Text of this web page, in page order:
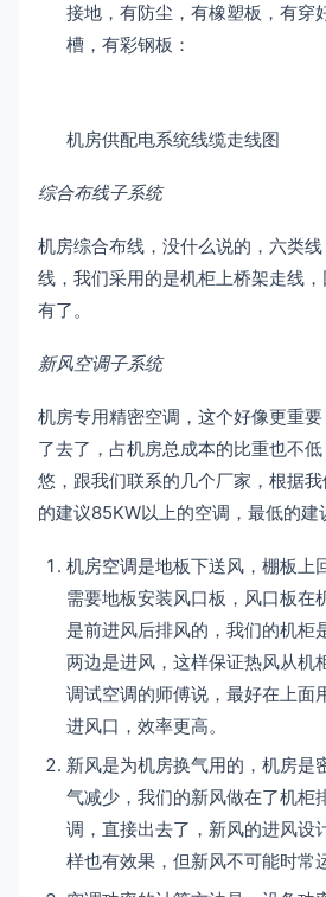
接地，有防尘，有橡塑板，有穿
槽，有彩钢板：
机房供配电系统线缆走线图
综合布线子系统
机房综合布线，没什么说的，六类
线，我们采用的是机柜上桥架走线
有了。
新风空调子系统
机房专用精密空调，这个好像更重
了去了，占机房总成本的比重也不
悠，跟我们联系的几个厂家，根据
的建议85KW以上的空调，最低的建
机房空调是地板下送风，棚板上
需要地板安装风口板，风口板在
是前进风后排风的，我们的机柜
两边是进风，这样保证热风从机
调试空调的师傅说，最好在上面
进风口，效率更高。
新风是为机房换气用的，机房是
气减少，我们的新风做在了机柜
调，直接出去了，新风的进风设
样也有效果，但新风不可能时常